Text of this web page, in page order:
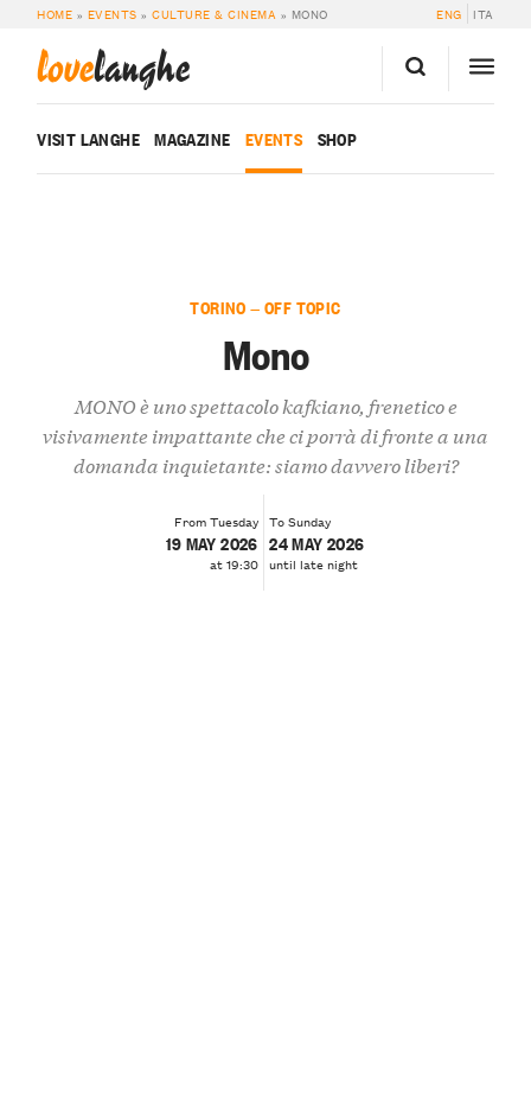
HOME » EVENTS »CULTURE & CINEMA » MONO ENG ITA
lovelanghe
VISIT LANGHE MAGAZINE EVENTS SHOP
TORINO — OFF TOPIC
Mono
MONO è uno spettacolo kafkiano, frenetico e
visivamente impattante che ci porrà di fronte a una
domanda inquietante: siamo davvero liberi?
From Tuesday
19 MAY 2026
at 19:30
To Sunday
24 MAY 2026
until late night